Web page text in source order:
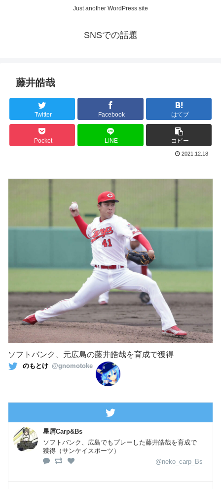
Just another WordPress site
SNSでの話題
藤井皓哉
Twitter Facebook はてブ
Pocket LINE コピー
2021.12.18
ソフトバンク、元広島の藤井皓哉を育成で獲得
のもとけ @gnomotoke
星屑Carp&Bs
ソフトバンク、広島でもプレーした藤井皓哉を育成で
獲得（サンケイスポーツ）
@neko_carp_Bs